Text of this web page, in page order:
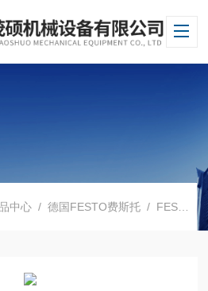
中心 /德国FESTO费斯托 / FESTO电磁阀